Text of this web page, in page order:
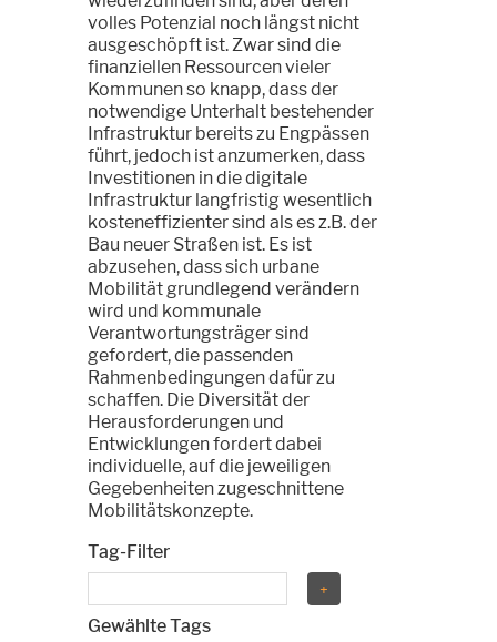
volles Potenzial noch längst nicht
ausgeschöpft ist. Zwar sind die
finanziellen Ressourcen vieler
Kommunen so knapp, dass der
notwendige Unterhalt bestehender
Infrastruktur bereits zu Engpässen
führt, jedoch ist anzumerken, dass
Investitionen in die digitale
Infrastruktur langfristig wesentlich
kosteneffizienter sind als es z.B. der
Bau neuer Straßen ist. Es ist
abzusehen, dass sich urbane
Mobilität grundlegend verändern
wird und kommunale
Verantwortungsträger sind
gefordert, die passenden
Rahmenbedingungen dafür zu
schaffen. Die Diversität der
Herausforderungen und
Entwicklungen fordert dabei
individuelle, auf die jeweiligen
Gegebenheiten zugeschnittene
Mobilitätskonzepte.
Tag-Filter
Gewählte Tags